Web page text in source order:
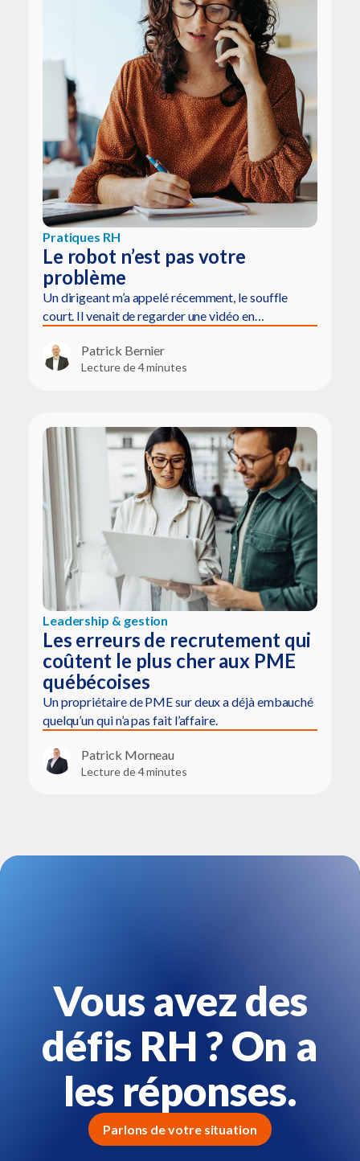
Pratiques RH
Le robot n’est pas votre
problème
Un dirigeant m’a appelé récemment, le souffle
court. Il venait de regarder une vidéo en…
Patrick Bernier
Lecture de 4 minutes
Leadership & gestion
Les erreurs de recrutement qui
coûtent le plus cher aux PME
québécoises
Un propriétaire de PME sur deux a déjà embauché
quelqu’un qui n’a pas fait l’affaire.
Patrick Morneau
Lecture de 4 minutes
Vous avez des
défis RH ? On a
les réponses.
Parlons de votre situation